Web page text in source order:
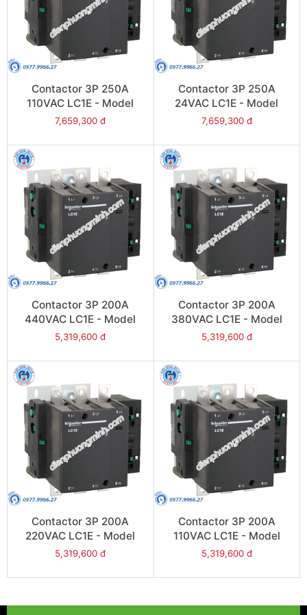
Contactor 3P 250A
110VAC LC1E - Model
LC1E250F6
7,659,300 đ
Contactor 3P 250A
24VAC LC1E - Model
LC1E250B6
7,659,300 đ
Contactor 3P 200A
440VAC LC1E - Model
LC1E200R6
5,319,600 đ
Contactor 3P 200A
380VAC LC1E - Model
LC1E200Q6
5,319,600 đ
Contactor 3P 200A
220VAC LC1E - Model
LC1E200M6
5,319,600 đ
Contactor 3P 200A
110VAC LC1E - Model
LC1E200F6
5,319,600 đ